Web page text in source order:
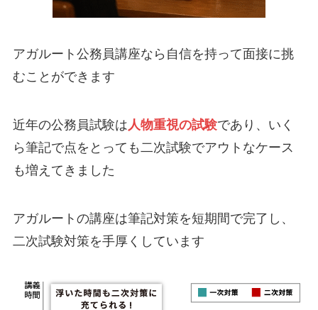
アガルート公務員講座なら 自信を持って面接に挑
むことができます
近年の公務員試験は人物重視の試験であり、いく
ら筆記で点をとっても二次試験でアウトなケース
も増えてきました
アガルートの講座は筆記対策を短期間で完了し、
二次試験対策を手厚く しています